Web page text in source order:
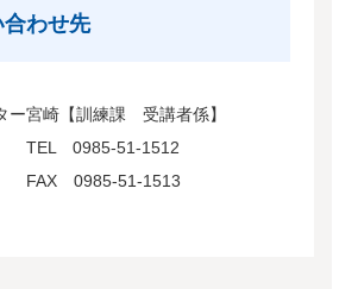
合わせ先
ー宮崎【訓練課 受講者係】
51-1512
51-1513